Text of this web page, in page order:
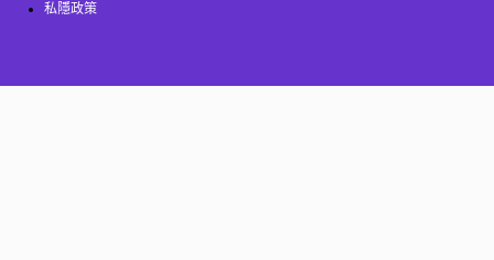
私隱政策